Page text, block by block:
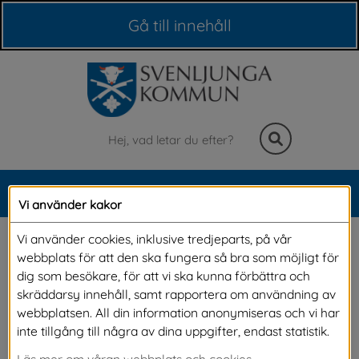
Gå till innehåll
Sök
Meny
Nyinflyttad
Vad kul att just du vill flytta eller har flyttat hit!
Du är nu en av omkring 10 800 invånare i vår
natursköna kommun. Här finns mycket att
Vi använder kakor
Vi använder cookies, inklusive tredjeparts, på vår
webbplats för att den ska fungera så bra som möjligt för
dig som besökare, för att vi ska kunna förbättra och
skräddarsy innehåll, samt rapportera om användning av
webbplatsen. All din information anonymiseras och vi har
inte tillgång till några av dina uppgifter, endast statistik.